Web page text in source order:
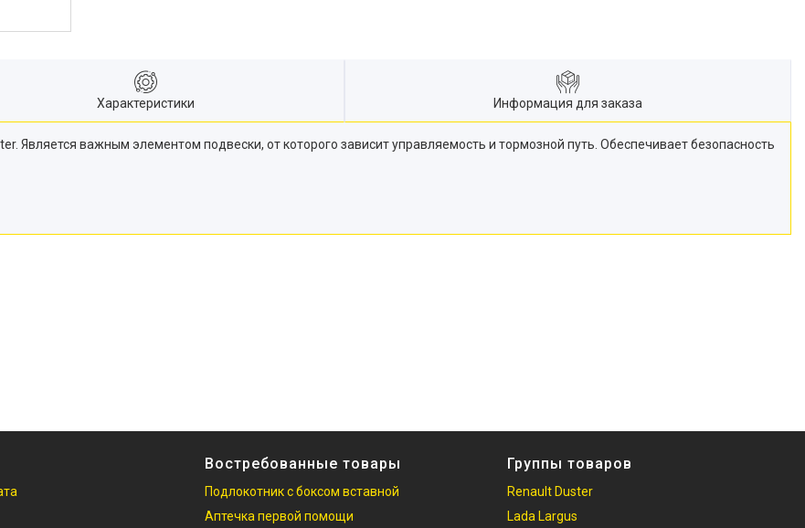
Характеристики Информация для заказа
Является важным элементом подвески, от которого зависит управляемость и тормозной путь. Обеспечивает безопасность
Востребованные товары
Подлокотник с боксом вставной
Аптечка первой помощи
Группы товаров
Renault Duster
Lada Largus